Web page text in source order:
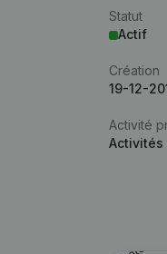
Statut
Actif
Création
19-12-
Activité
Activités